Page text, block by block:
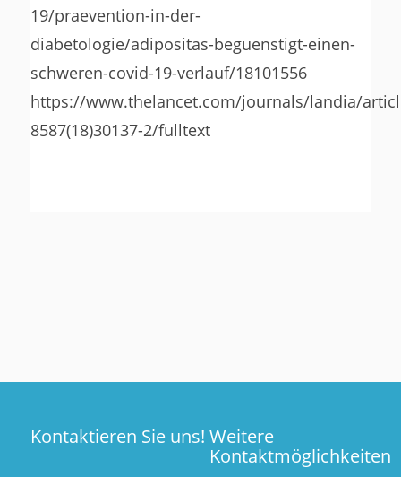
19/praevention-in-der-
diabetologie/adipositas-beguenstigt-einen-
schweren-covid-19-verlauf/18101556
https://www.thelancet.com/journals/landia/
8587(18)30137-2/fulltext
Kontaktieren Sie uns! Weitere
Kontaktmöglichkeiten